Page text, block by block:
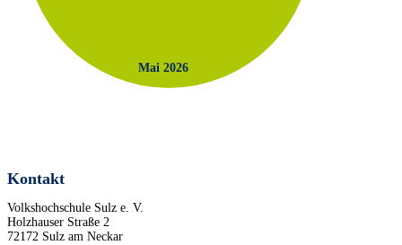
Mai 2026
Kontakt
Volkshochschule Sulz e. V.
Holzhauser Straße 2
72172 Sulz am Neckar